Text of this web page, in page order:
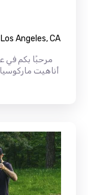
Angeles, CA
مرحبًا بكم في